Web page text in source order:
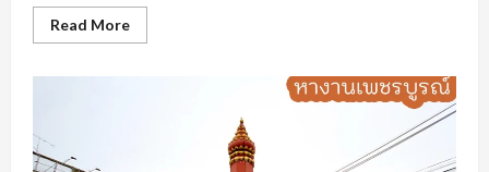
Read MoreRead
more